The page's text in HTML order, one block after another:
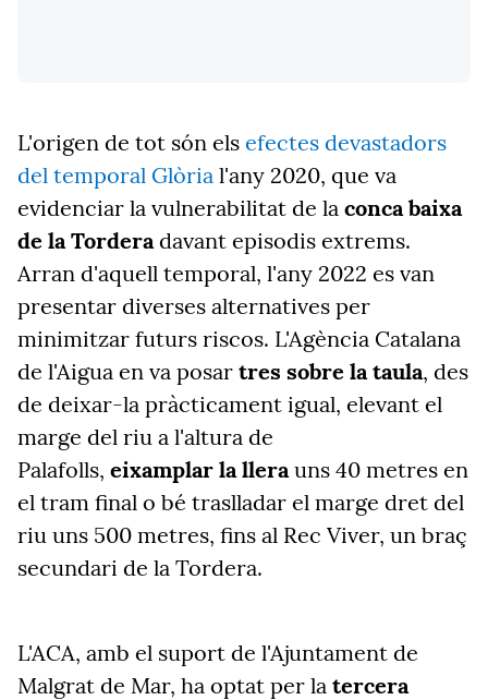
L'origen de tot són els efectes devastadors
del temporal Glòria l'any 2020, que va
evidenciar la vulnerabilitat de la conca baixa
de la Torderadavant episodis extrems.
Arran d'aquell temporal, l'any 2022 es van
presentar diverses alternatives per
minimitzar futurs riscos. L'Agència Catalana
de l'Aigua en va posar tres sobre la taula, des
de deixar-la pràcticament igual, elevant el
marge del riu a l'altura de
Palafolls, eixamplar la llerauns 40 metres en
el tram final o bé traslladar el marge dret del
riu uns 500 metres, fins al Rec Viver, un braç
secundari de la Tordera.
L'ACA, amb el suport de l'Ajuntament de
Malgrat de Mar, ha optat per la tercera